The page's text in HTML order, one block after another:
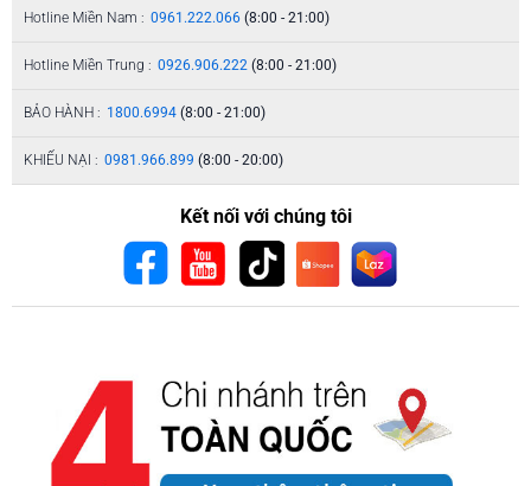
Hotline Miền Nam : 0961.222.066 (8:00 - 21:00)
Hotline Miền Trung : 0926.906.222 (8:00 - 21:00)
BẢO HÀNH : 1800.6994 (8:00 - 21:00)
KHIẾU NẠI : 0981.966.899 (8:00 - 20:00)
Kết nối với chúng tôi